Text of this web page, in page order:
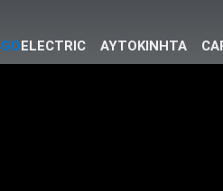
GOELECTRIC ΑΥΤΟΚΙΝΗΤΑ